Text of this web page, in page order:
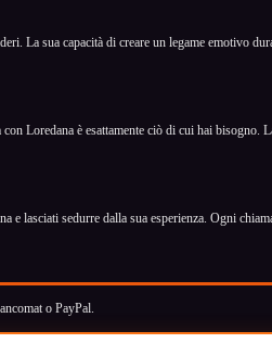
La sua capacità di creare un legame emotivo
Loredana è esattamente ciò di cui hai
e lasciati sedurre dalla sua esperienza. Ogni
o PayPal.